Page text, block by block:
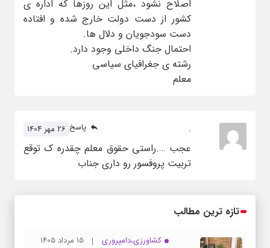
اصلاح نشود ،‌مثل این روزها که اداره ی
کشور از دست دولت خارج شده و افتاده
دست سودجویان و دلال ها.
احتمال جنگ داخلی وجود دارد.
رشته ی جغرافیای سیاسی
معلم
. 26 مهر 1404 پاسخ
عجب ….راستی حقوق معلم چقدره ک توقع
تربیت پروفسور رو داری جناب
تازه ترین مطالب
کشاورزی،دامپروری
15 مرداد 1405